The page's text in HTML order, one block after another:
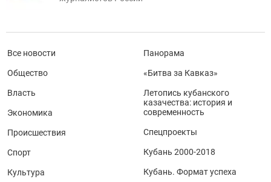
Все новости
Общество
Власть
Экономика
Происшествия
Спорт
Культура
Панорама
«Битва за Кавказ»
Летопись кубанского
казачества: история и
современность
Спецпроекты
Кубань 2000-2018
Кубань. Формат успеха